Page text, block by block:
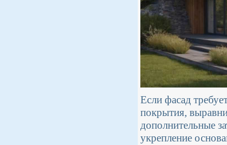
Если фасад
покрытия,
дополнительные
укрепление